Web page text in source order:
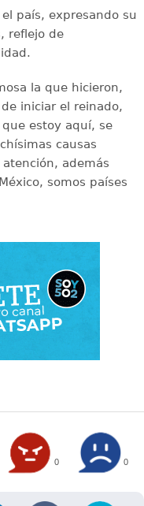
país, expresando su
reflejo de
la que hicieron,
iniciar el reinado,
estoy aquí, se
causas
además
somos países
0 0